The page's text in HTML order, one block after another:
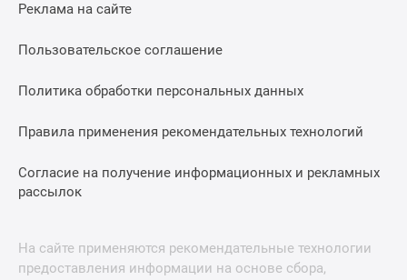
Реклама на сайте
Пользовательское соглашение
Политика обработки персональных данных
Правила применения рекомендательных технологий
Согласие на получение информационных и рекламных
рассылок
На сайте применяются рекомендательные технологии
предоставления информации на основе сбора,